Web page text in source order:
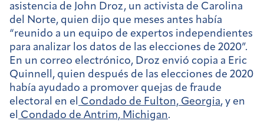
asistencia de John Droz, un activista de Carolina
del Norte, quien dijo que meses antes había
“reunido a un equipo de expertos independientes
para analizar los datos de las elecciones de 2020”.
En un correo electrónico, Droz envió copia a Eric
Quinnell, quien después de las elecciones de 2020
había ayudado a promover quejas de fraude
electoral en el Condado de Fulton, Georgia, y en
el Condado de Antrim, Michigan.